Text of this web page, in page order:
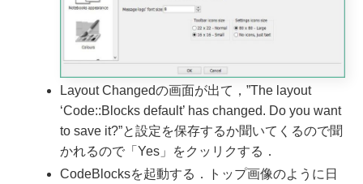
Layout Changedの画面が出て，”The layout
‘Code::Blocks default’ has changed. Do you want
to save it?”と設定を保存するか聞いてくるので聞
かれるので「Yes」をクッリクする．
CodeBlocksを起動する．トップ画像のように日